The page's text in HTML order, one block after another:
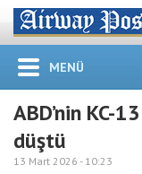
MENÜ
ABD’nin KC-
düştü
13 Mart 2026 - 10:23